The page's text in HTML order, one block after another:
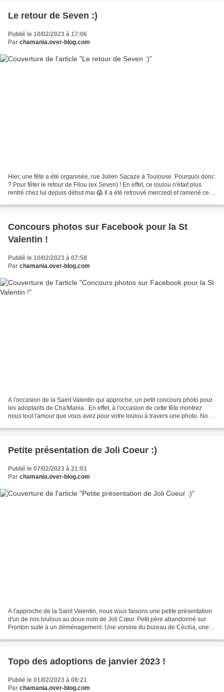
Le retour de Seven :)
Publié le 10/02/2023 à 17:06
Par chamania.over-blog.com
Hier, une fête a été organisée, rue Julien Sacaze à Toulouse. Pourquoi donc
? Pour fêter le retour de Filou (ex Seven) ! En effet, ce loulou n'était plus
rentré chez lui depuis début mai 😱 Il a été retrouvé mercredi et ramené ce
Concours photos sur Facebook pour la St
Valentin !
Publié le 10/02/2023 à 07:58
Par chamania.over-blog.com
A l'occasion de la Saint Valentin qui approche, un petit concours photo pour
les adoptants de Cha'Mania . En effet, à l'occasion de cette fête montrez
nous tout l'amour que vous avez pour votre loulou à travers une photo. Nos
Petite présentation de Joli Coeur :)
Publié le 07/02/2023 à 21:01
Par chamania.over-blog.com
A l'approche de la Saint Valentin, nous vous faisons une petite présentation
d'un de nos loulous au doux nom de Joli Cœur. Petit père abandonné sur
Fronton suite à un déménagement. Une voisine du bureau de Cécilia, une
Topo des adoptions de janvier 2023 !
Publié le 01/02/2023 à 08:21
Par chamania.over-blog.com